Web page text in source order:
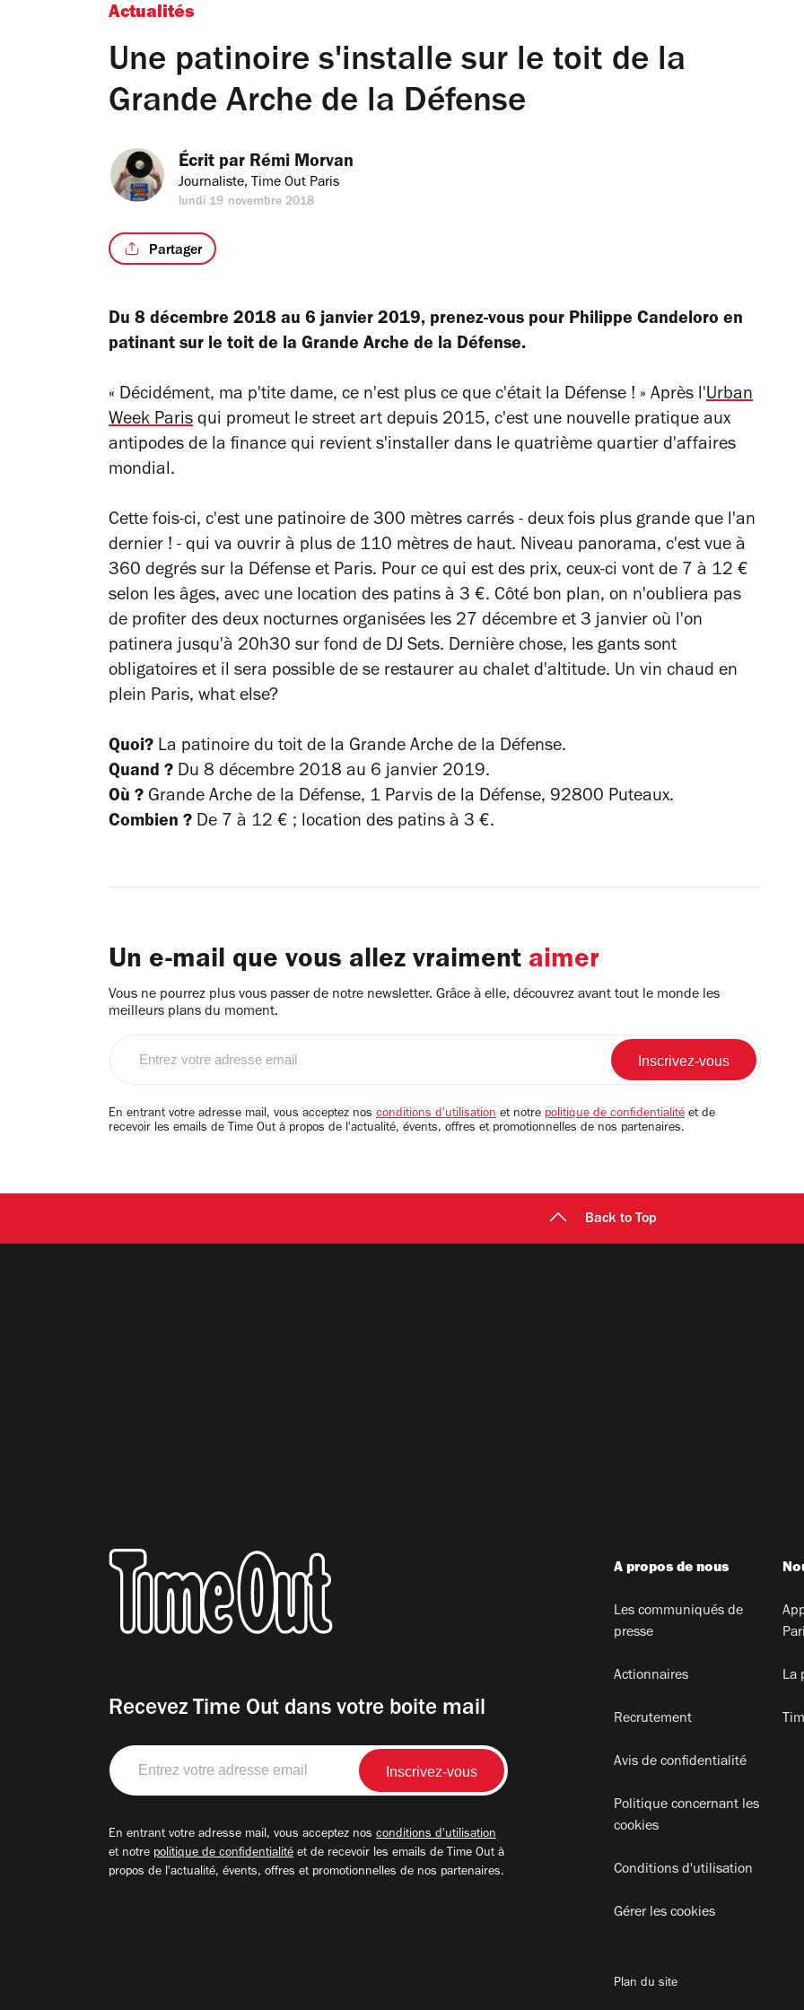
Actualités
Une patinoire s'installe sur le toit de la
Grande Arche de la Défense
Écrit par Rémi Morvan
Journaliste, Time Out Paris
lundi 19 novembre 2018
Partager
Du 8 décembre 2018 au 6 janvier 2019, prenez-vous pour Philippe Candeloro en
patinant sur le toit de la Grande Arche de la Défense.
« Décidément, ma p'tite dame, ce n'est plus ce que c'était la Défense ! » Après l'Urban
Week Paris qui promeut le street art depuis 2015, c'est une nouvelle pratique aux
antipodes de la finance qui revient s'installer dans le quatrième quartier d'affaires
mondial.
Cette fois-ci, c'est une patinoire de 300 mètres carrés - deux fois plus grande que l'an
dernier ! - qui va ouvrir à plus de 110 mètres de haut. Niveau panorama, c'est vue à
360 degrés sur la Défense et Paris. Pour ce qui est des prix, ceux-ci vont de 7 à 12 €
selon les âges, avec une location des patins à 3 €. Côté bon plan, on n'oubliera pas
de profiter des deux nocturnes organisées les 27 décembre et 3 janvier où l'on
patinera jusqu'à 20h30 sur fond de DJ Sets. Dernière chose, les gants sont
obligatoires et il sera possible de se restaurer au chalet d'altitude. Un vin chaud en
plein Paris, what else?
Quoi? La patinoire du toit de la Grande Arche de la Défense.
Quand ? Du 8 décembre 2018 au 6 janvier 2019.
Où ? Grande Arche de la Défense, 1 Parvis de la Défense, 92800 Puteaux.
Combien ? De 7 à 12 € ; location des patins à 3 €.
Un e-mail que vous allez vraiment aimer
Vous ne pourrez plus vous passer de notre newsletter. Grâce à elle, découvrez avant tout le monde les
meilleurs plans du moment.
email
En entrant votre adresse mail, vous acceptez nos conditions d'utilisation et notre politique de confidentialité et de
recevoir les emails de Time Out à propos de l'actualité, évents, offres et promotionnelles de nos partenaires.
Back to Top
Recevez Time Out dans votre boite mail
Entrez
votre
adresse
En entrant votre adresse mail, vous acceptez nos conditions d'utilisation
et notre politique de confidentialité et de recevoir les emails de Time Out à
propos de l'actualité, évents, offres et promotionnelles de nos partenaires.
A propos de nous
Les communiqués de
presse
Actionnaires
Recrutement
Avis de confidentialité
Politique concernant les
cookies
Conditions d'utilisation
Gérer les cookies
La
Plan du site